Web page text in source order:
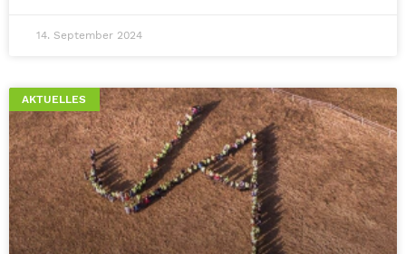
14. September 2024
AKTUELLES